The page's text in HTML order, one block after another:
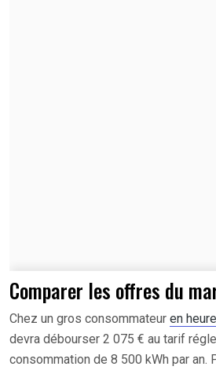
Comparer les offres du
Chez un gros consommateur en
devra débourser 2 075 € au tarif
consommation de 8 500 kWh par an.